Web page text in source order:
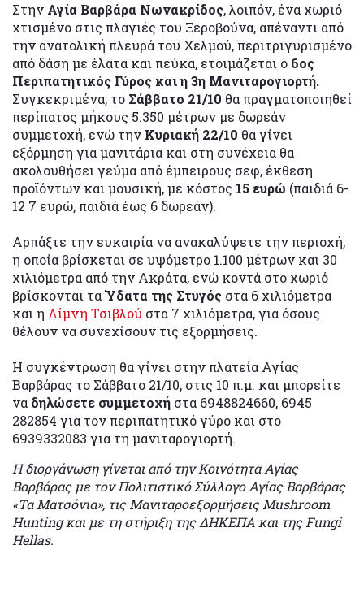
Στην Αγία Βαρβάρα Νωνακρίδος, λοιπόν, ένα χωριό
χτισμένο στις πλαγιές του Ξεροβούνα, απέναντι από
την ανατολική πλευρά του Χελμού, περιτριγυρισμένο
από δάση με έλατα και πεύκα, ετοιμάζεται ο 6ος
Περιπατητικός Γύρος και η 3η Μανιταρογιορτή.
Συγκεκριμένα, το Σάββατο 21/10 θα πραγματοποιηθεί
περίπατος μήκους 5.350 μέτρων με δωρεάν
συμμετοχή, ενώ την Κυριακή 22/10 θα γίνει
εξόρμηση για μανιτάρια και στη συνέχεια θα
ακολουθήσει γεύμα από έμπειρους σεφ, έκθεση
προϊόντων και μουσική, με κόστος 15 ευρώ (παιδιά 6-
12 7 ευρώ, παιδιά έως 6 δωρεάν).
Αρπάξτε την ευκαιρία να ανακαλύψετε την περιοχή,
η οποία βρίσκεται σε υψόμετρο 1.100 μέτρων και 30
χιλιόμετρα από την Ακράτα, ενώ κοντά στο χωριό
βρίσκονται ταΎδατα της Στυγός στα 6 χιλιόμετρα
και η Λίμνη Τσιβλού στα 7 χιλιόμετρα, για όσους
θέλουν να συνεχίσουν τις εξορμήσεις.
Η συγκέντρωση θα γίνει στην πλατεία Αγίας
Βαρβάρας το Σάββατο 21/10, στις 10 π.μ. και μπορείτε
να δηλώσετε συμμετοχή στα 6948824660, 6945
282854 για τον περιπατητικό γύρο και στο
6939332083 για τη μανιταρογιορτή.
Η διοργάνωση γίνεται από την Κοινότητα Αγίας
Βαρβάρας με τον Πολιτιστικό Σύλλογο Αγίας Βαρβάρας
«Τα Ματσόνια», τις Μανιταροεξορμήσεις Mushroom
Hunting και με τη στήριξη της ΔΗΚΕΠΑ και της Fungi
Hellas.